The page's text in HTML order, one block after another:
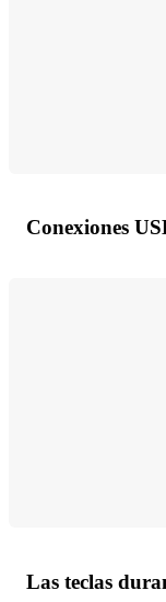
Conexiones
Las teclas